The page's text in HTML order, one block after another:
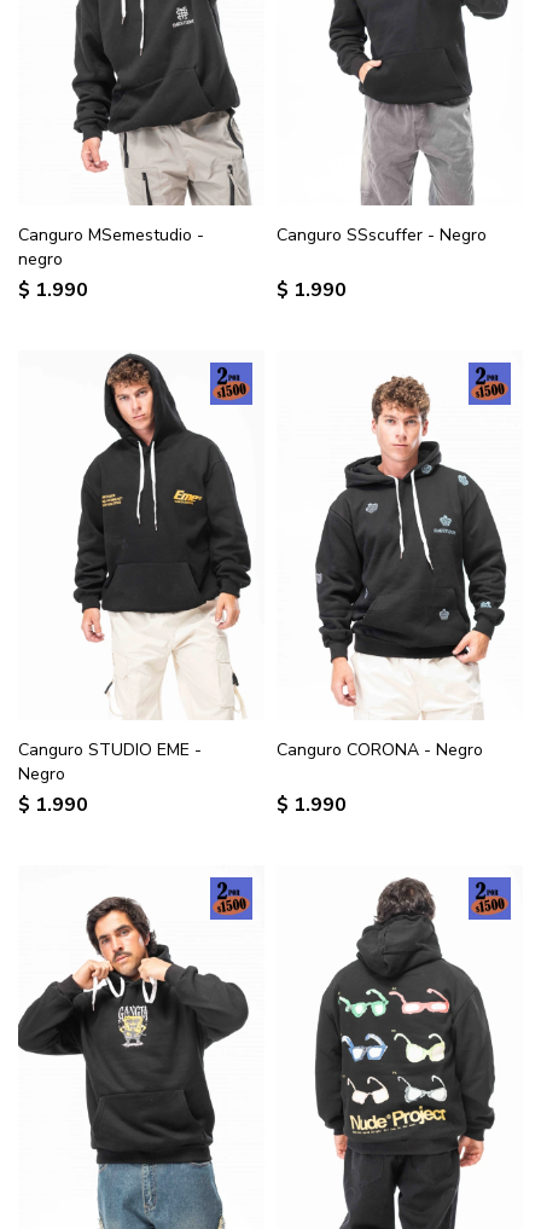
Canguro MSemestudio -
negro
$ 1.990
Canguro SSscuffer - Negro
$ 1.990
Canguro STUDIO EME -
Negro
$ 1.990
Canguro CORONA - Negro
$ 1.990